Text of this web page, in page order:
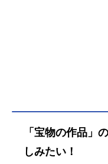
「宝物の作品
しみたい！